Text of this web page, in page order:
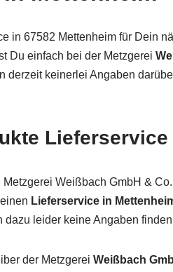
in 67582 Mettenheim für Dein
Du einfach bei der Metzgerei
derzeit keinerlei Angaben
Weißbach GmbH &
Lieferservice in
dazu leider keine Angaben
der Metzgerei Weißbach